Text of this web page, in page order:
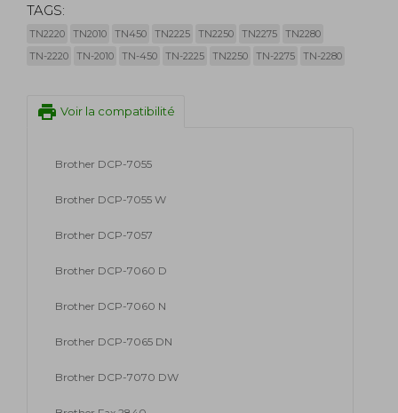
TAGS:
TN2220 TN2010 TN450 TN2225 TN2250 TN2275
TN2280
TN-2220
TN-2010 TN-450 TN-2225 TN2250 TN-2275 TN-2280
print Voir la compatibilité
Brother DCP-7055
Brother DCP-7055 W
Brother DCP-7057
Brother DCP-7060 D
Brother DCP-7060 N
Brother DCP-7065 DN
Brother DCP-7070 DW